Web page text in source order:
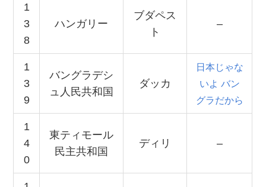
1
3
8
ハンガリー
ブダペス
ト
–
1
3
9
バングラデシ
ュ人民共和国
ダッカ
日本じゃな
いよ バン
グラだから
1
4
0
東ティモール
民主共和国
ディリ –